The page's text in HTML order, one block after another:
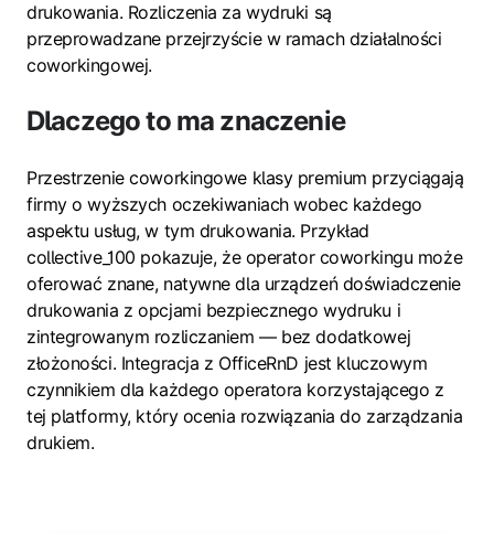
drukowania. Rozliczenia za wydruki są
przeprowadzane przejrzyście w ramach działalności
coworkingowej.
Dlaczego to ma znaczenie
Przestrzenie coworkingowe klasy premium przyciągają
firmy o wyższych oczekiwaniach wobec każdego
aspektu usług, w tym drukowania. Przykład
collective_100 pokazuje, że operator coworkingu może
oferować znane, natywne dla urządzeń doświadczenie
drukowania z opcjami bezpiecznego wydruku i
zintegrowanym rozliczaniem — bez dodatkowej
złożoności. Integracja z OfficeRnD jest kluczowym
czynnikiem dla każdego operatora korzystającego z
tej platformy, który ocenia rozwiązania do zarządzania
drukiem.